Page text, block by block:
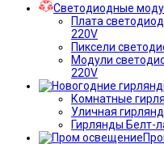
Светодиодные
Плата
220V
Пиксели
Модули
220V
Комнатные
Уличная
Гирлянды Белт-